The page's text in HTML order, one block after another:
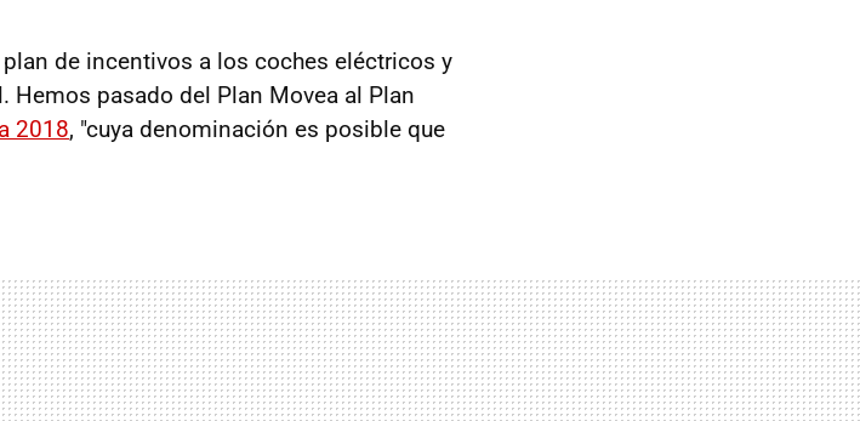
de incentivos a los coches eléctricos y
Hemos pasado del Plan Movea al Plan
2018, "cuya denominación es posible que